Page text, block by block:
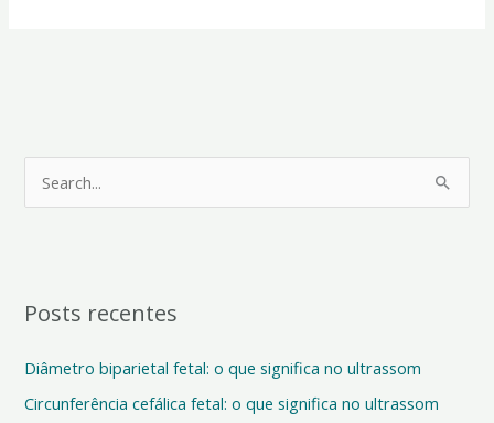
u
s
a
Posts recentes
Diâmetro biparietal fetal: o que significa no ultrassom
Circunferência cefálica fetal: o que significa no ultrassom